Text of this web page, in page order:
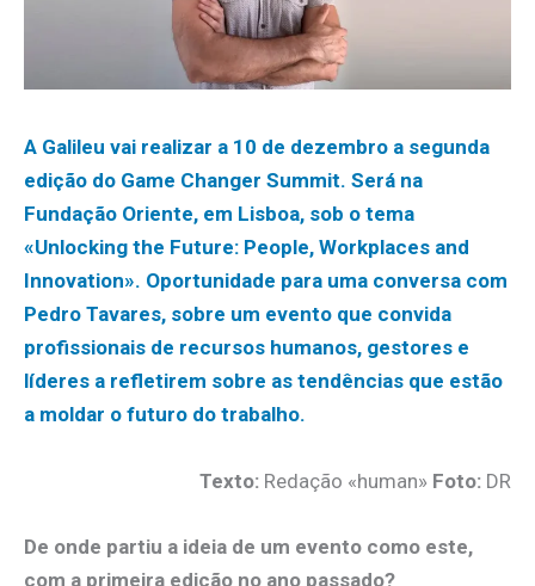
A Galileu vai realizar a 10 de dezembro a segunda
edição do Game Changer Summit. Será na
Fundação Oriente, em Lisboa, sob o tema
«Unlocking the Future: People, Workplaces and
Innovation». Oportunidade para uma conversa com
Pedro Tavares, sobre um evento que convida
profissionais de recursos humanos, gestores e
líderes a refletirem sobre as tendências que estão
a moldar o futuro do trabalho.
Texto: Redação «human» Foto: DR
De onde partiu a ideia de um evento como este,
com a primeira edição no ano passado?